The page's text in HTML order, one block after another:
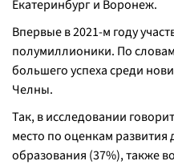
Екатеринбург и Воронеж.
Впервые в 2021-м году
полумиллионики. По
большего успеха среди
Челны.
Так, в исследовании
место по оценкам
образования (37%), также